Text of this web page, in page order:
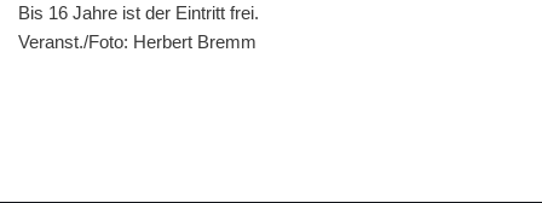
Bis 16 Jahre ist der Eintritt frei.
Veranst./Foto: Herbert Bremm